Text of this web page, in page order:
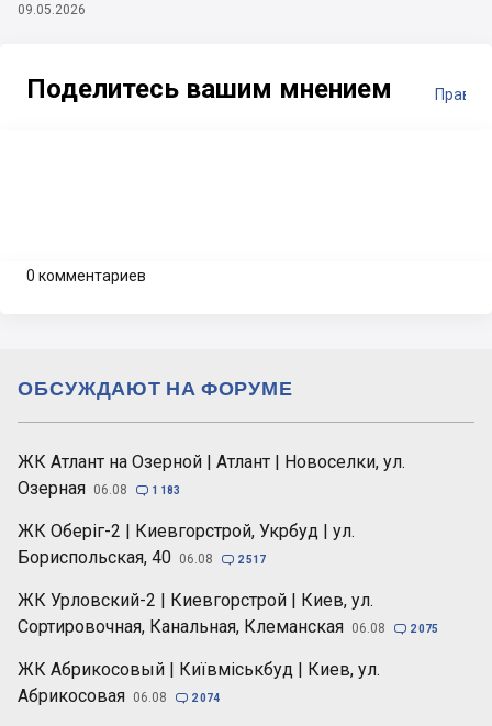
09.05.2026
Поделитесь вашим мнением
0 комментариев
ЖК Атлант на Озерной | Атлант | Новоселки, ул.
Озерная 06.08  1 183
ЖК Оберіг-2 | Киевгорстрой, Укрбуд | ул.
Бориспольская, 40 06.08  2 517
ЖК Урловский-2 | Киевгорстрой | Киев, ул.
Сортировочная, Канальная, Клеманская 06.08  2 075
ЖК Абрикосовый | Київміськбуд | Киев, ул.
Абрикосовая 06.08  2 074
ОБСУЖДАЮТ НА ФОРУМЕ